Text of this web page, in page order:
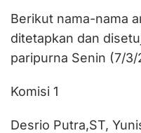
Berikut nama-nama
ditetapkan dan
paripurna Senin (7/3/
Komisi 1
Desrio Putra,ST,